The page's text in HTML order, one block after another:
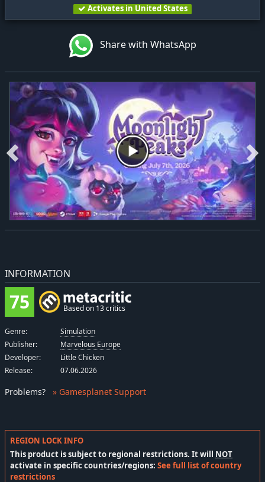
Activates in United States
Share with WhatsApp
REGION LOCK INFO
This product is subject to regional restrictions. It will NOT
activate in specific countries/regions: See full list of country
restrictions
INFORMATION
75 Based on 13 critics
Genre:
Simulation
Publisher:
Marvelous Europe
Developer:
Little Chicken
Release:
07.06.2026
Problems? » Gamesplanet Support